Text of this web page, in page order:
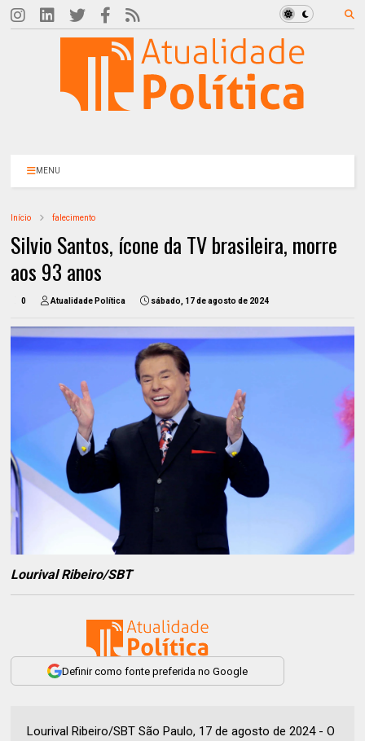
MENU
Início falecimento
Silvio Santos, ícone da TV brasileira, morre
aos 93 anos
0 Atualidade Política sábado, 17 de agosto de 2024
Lourival Ribeiro/SBT
Definir como fonte preferida no Google
Lourival Ribeiro/SBT São Paulo, 17 de agosto de 2024 - O